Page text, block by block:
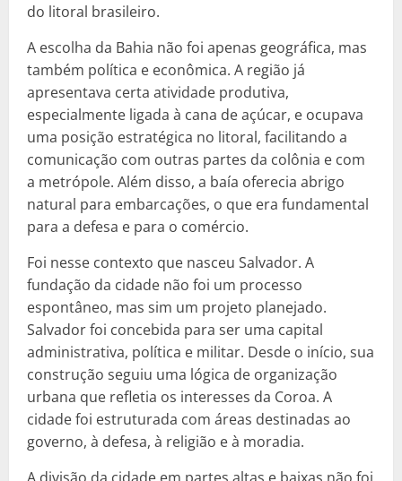
do litoral brasileiro.
A escolha da Bahia não foi apenas geográfica, mas
também política e econômica. A região já
apresentava certa atividade produtiva,
especialmente ligada à cana de açúcar, e ocupava
uma posição estratégica no litoral, facilitando a
comunicação com outras partes da colônia e com
a metrópole. Além disso, a baía oferecia abrigo
natural para embarcações, o que era fundamental
para a defesa e para o comércio.
Foi nesse contexto que nasceu Salvador. A
fundação da cidade não foi um processo
espontâneo, mas sim um projeto planejado.
Salvador foi concebida para ser uma capital
administrativa, política e militar. Desde o início, sua
construção seguiu uma lógica de organização
urbana que refletia os interesses da Coroa. A
cidade foi estruturada com áreas destinadas ao
governo, à defesa, à religião e à moradia.